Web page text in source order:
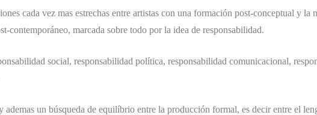
cada vez mas estrechas entre artistas con una formación post-conceptual y la
contemporáneo, marcada sobre todo por la idea de responsabilidad.
social, responsabilidad política, responsabilidad comunicacional,
ademas un búsqueda de equilíbrio entre la producción formal, es decir entre el